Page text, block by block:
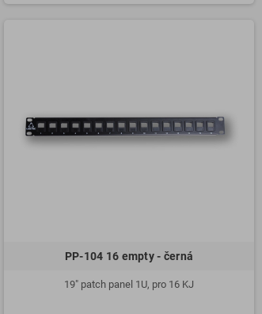
PP-104 16 empty - černá
19" patch panel 1U, pro 16 KJ